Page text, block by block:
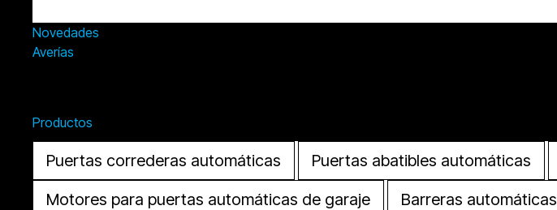
Novedades
Averías
Productos
Puertas correderas automáticas
Puertas abatibles automáticas
Motores para puertas automáticas de garaje
Barreras automáticas